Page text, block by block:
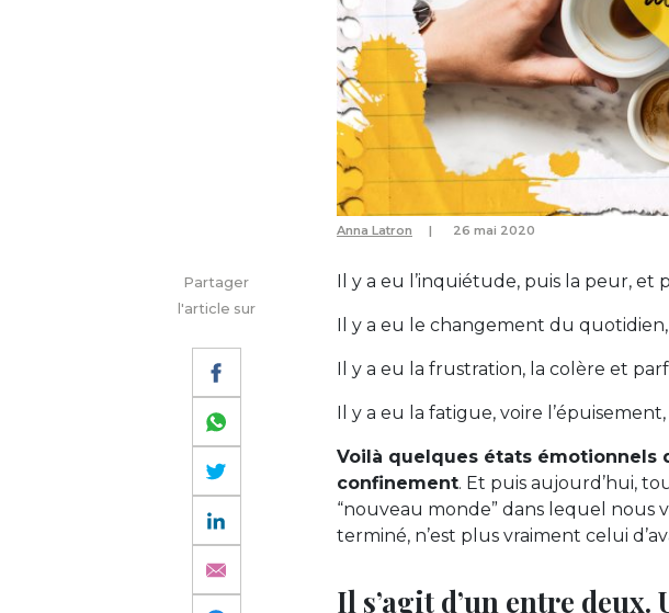
Anna Latron 26 mai 2020
Partager
l'article sur
Il y a eu l’inquiétude, puis la peur, et
Il y a eu le changement du
Il y a eu la frustration, la colère et
Il y a eu la fatigue, voire
Voilà quelques états émotionnels
confinement. Et puis aujourd’hui,
“nouveau monde” dans lequel nous
terminé, n’est plus vraiment celui
Il s’agit d’un entre